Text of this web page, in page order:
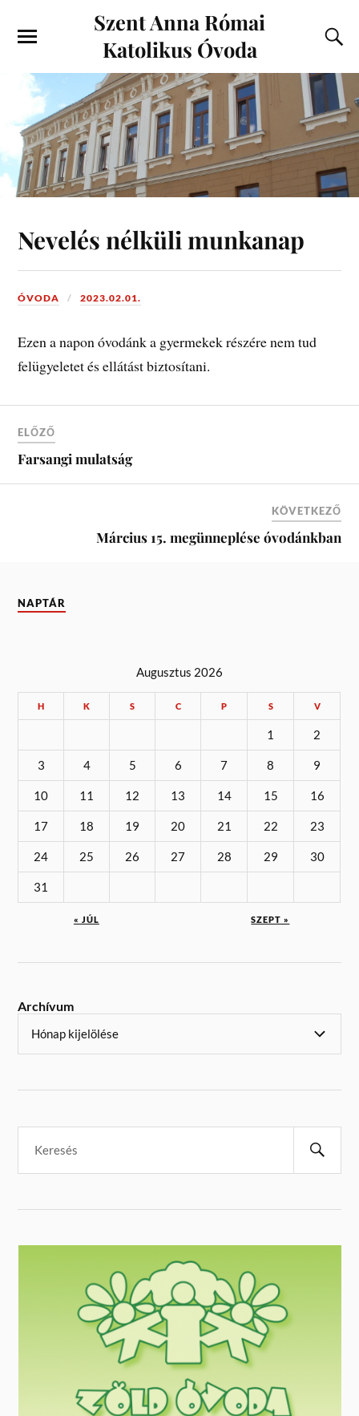
Szent Anna Római
Katolikus Óvoda
Nevelés nélküli munkanap
ÓVODA 2023.02.01.
Ezen a napon óvodánk a gyermekek részére nem tud
felügyeletet és ellátást biztosítani.
ELŐZŐ
Farsangi mulatság
KÖVETKEZŐ
Március 15. megünneplése óvodánkban
NAPTÁR
Augusztus 2026
H K S C P S V
1 2
3 4 5 6 7 8 9
10 11 12 13 14 15 16
17 18 19 20 21 22 23
24 25 26 27 28 29 30
31
« JÚL SZEPT »
Archívum